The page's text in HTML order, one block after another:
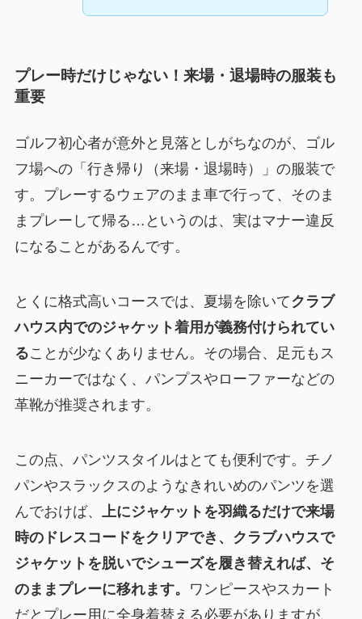
プレー時だけじゃない！来場・退場時の服装も
重要
ゴルフ初心者が意外と見落としがちなのが、ゴル
フ場への「行き帰り（来場・退場時）」の服装で
す。プレーするウェアのまま車で行って、そのま
まプレーして帰る…というのは、実はマナー違反
になることがあるんです。
とくに格式高いコースでは、夏場を除いてクラブ
ハウス内でのジャケット着用が義務付けられてい
ることが少なくありません。その場合、足元もス
ニーカーではなく、パンプスやローファーなどの
革靴が推奨されます。
この点、パンツスタイルはとても便利です。チノ
パンやスラックスのようなきれいめのパンツを選
んでおけば、
上にジャケットを羽織るだけで来場
時のドレスコードをクリアでき、クラブハウスで
ジャケットを脱いでシューズを履き替えれば、そ
のままプレーに移れます。
ワンピースやスカート
だとプレー用に全身着替える必要がありますが、